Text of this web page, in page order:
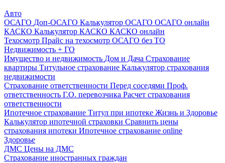
Авто
ОСАГО Доп-ОСАГО Калькулятор ОСАГО ОСАГО онлайн
КАСКО Калькулятор КАСКО КАСКО онлайн
Техосмотр Прайс на техосмотр ОСАГО без ТО
Недвижимость + ГО
Имущество и недвижимость Дом и Дача Страхование
квартиры Титульное страхование Калькулятор страхования
недвижимости
Страхование ответственности Перед соседями Проф.
ответственность Г.О. перевозчика Расчет страхования
ответственности
Ипотечное страхование Титул при ипотеке Жизнь и Здоровье
Калькулятор ипотечной страховки Сравнить цены
страхования ипотеки Ипотечное страхование online
Здоровье
ДМС Цены на ДМС
Страхование иностранных граждан